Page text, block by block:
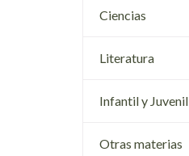
Ciencias
Literatura
Infantil y Juvenil
Otras materias